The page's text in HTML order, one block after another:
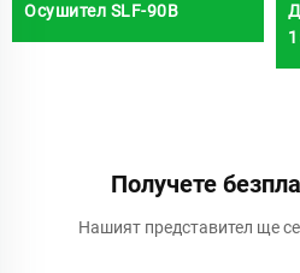
Осушител SLF-90B
Получете
Нашият представител ще